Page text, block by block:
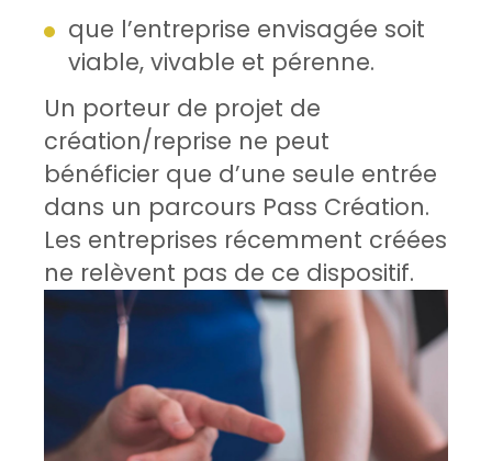
que l’entreprise envisagée soit
viable, vivable et pérenne.
Un porteur de projet de
création/reprise ne peut
bénéficier que d’une seule entrée
dans un parcours Pass Création.
Les entreprises récemment créées
ne relèvent pas de ce dispositif.